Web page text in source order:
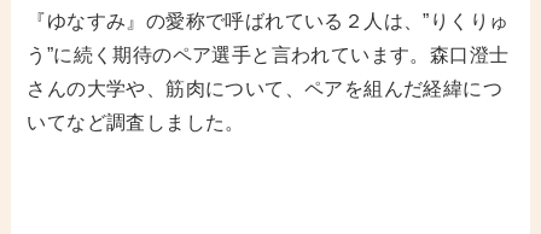
『ゆなすみ』の愛称で呼ばれている２人は、”りくりゅ
う”に続く期待のペア選手と言われています。森口澄士
さんの大学や、筋肉について、ペアを組んだ経緯につ
いてなど調査しました。